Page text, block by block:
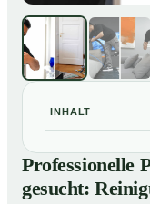
INHALT
01 Professionelle
Reinigung in
Professionelle
gesucht: